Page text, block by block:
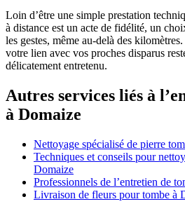
Loin d’être une simple prestation
à distance est un acte de fidélité, un
les gestes, même au-delà des
votre lien avec vos proches disparus
délicatement entretenu.
Autres services liés à
à Domaize
Nettoyage spécialisé de pierre
Techniques et conseils pour
Domaize
Professionnels de l’entretien de
Livraison de fleurs pour tombe à